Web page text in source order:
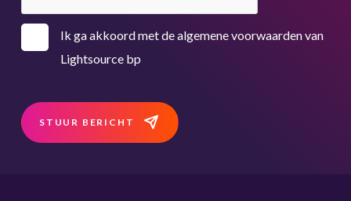
Ik ga akkoord met de algemene voorwaarden van
Lightsource bp
STUUR BERICHT